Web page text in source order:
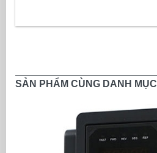
SẢN PHẨM CÙNG DANH MỤC